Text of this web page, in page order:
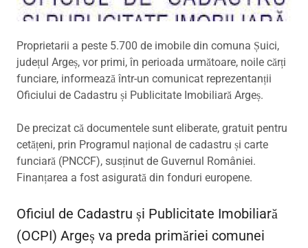
Proprietarii a peste 5.700 de imobile din comuna Șuici,
județul Argeș, vor primi, în perioada următoare, noile cărți
funciare, informează într-un comunicat reprezentanții
Oficiului de Cadastru și Publicitate Imobiliară Argeș.
De precizat că documentele sunt eliberate, gratuit pentru
cetățeni, prin Programul național de cadastru și carte
funciară (PNCCF), susținut de Guvernul României.
Finanțarea a fost asigurată din fonduri europene.
Oficiul de Cadastru și Publicitate Imobiliară
(OCPI) Argeș va preda primăriei comunei